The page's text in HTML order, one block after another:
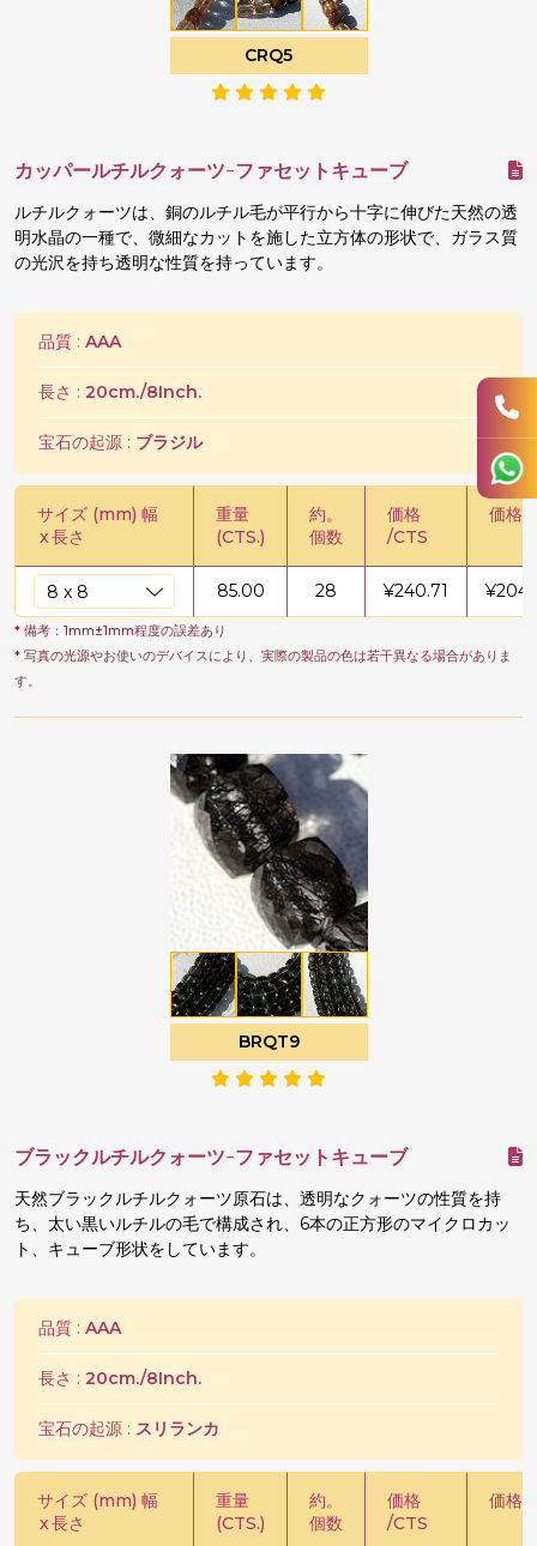
CRQ5
カッパールチルクォーツ-ファセットキューブ
ルチルクォーツは、銅のルチル毛が平行から十字に伸びた天然の透
明水晶の一種で、微細なカットを施した立方体の形状で、ガラス質
の光沢を持ち透明な性質を持っています。
品質 : AAA
長さ : 20cm./8Inch.
宝石の起源 : ブラジル
サイズ (mm) 幅
x長さ
重量
(CTS.)
約。
個数
価格
/CTS
価格 /
85.00 28 ¥240.71 ¥
* 備考：1mm±1mm程度の誤差あり
* 写真の光源やお使いのデバイスにより、実際の製品の色は若干異なる場合がありま
す。
BRQT9
ブラックルチルクォーツ-ファセットキューブ
天然ブラックルチルクォーツ原石は、透明なクォーツの性質を持
ち、太い黒いルチルの毛で構成され、6本の正方形のマイクロカッ
ト、キューブ形状をしています。
品質 : AAA
長さ : 20cm./8Inch.
宝石の起源 : スリランカ
サイズ (mm) 幅
x長さ
重量
(CTS.)
約。
個数
価格
/CTS
価格 /